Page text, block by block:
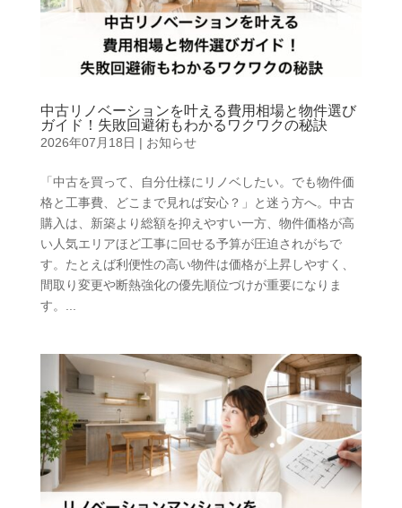
中古リノベーションを叶える費用相場と物件選び
ガイド！失敗回避術もわかるワクワクの秘訣
2026年07月18日 | お知らせ
「中古を買って、自分仕様にリノベしたい。でも物件価
格と工事費、どこまで見れば安心？」と迷う方へ。中古
購入は、新築より総額を抑えやすい一方、物件価格が高
い人気エリアほど工事に回せる予算が圧迫されがちで
す。たとえば利便性の高い物件は価格が上昇しやすく、
間取り変更や断熱強化の優先順位づけが重要になりま
す。...